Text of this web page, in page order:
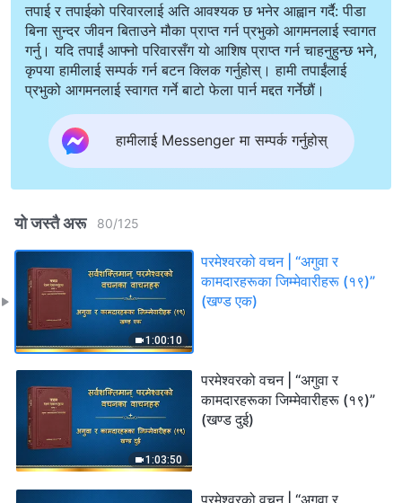
तपाई र तपाईको परिवारलाई अति आवश्यक छ भनेर आह्वान गर्दै: पीडा
बिना सुन्दर जीवन बिताउने मौका प्राप्त गर्न प्रभुको आगमनलाई स्वागत
गर्नु। यदि तपाईं आफ्नो परिवारसँग यो आशिष प्राप्त गर्न चाहनुहुन्छ भने,
कृपया हामीलाई सम्पर्क गर्न बटन क्लिक गर्नुहोस्। हामी तपाईंलाई
प्रभुको आगमनलाई स्वागत गर्ने बाटो फेला पार्न मद्दत गर्नेछौं।
हामीलाई Messenger मा सम्पर्क गर्नुहोस्
यो जस्तै अरू 80/125
1:00:10
परमेश्‍वरको वचन | “अगुवा र
कामदारहरूका जिम्‍मेवारीहरू (१९)”
(खण्ड एक)
1:03:50
परमेश्‍वरको वचन | “अगुवा र
कामदारहरूका जिम्‍मेवारीहरू (१९)”
(खण्ड दुई)
परमेश्‍वरको वचन | “अगुवा र